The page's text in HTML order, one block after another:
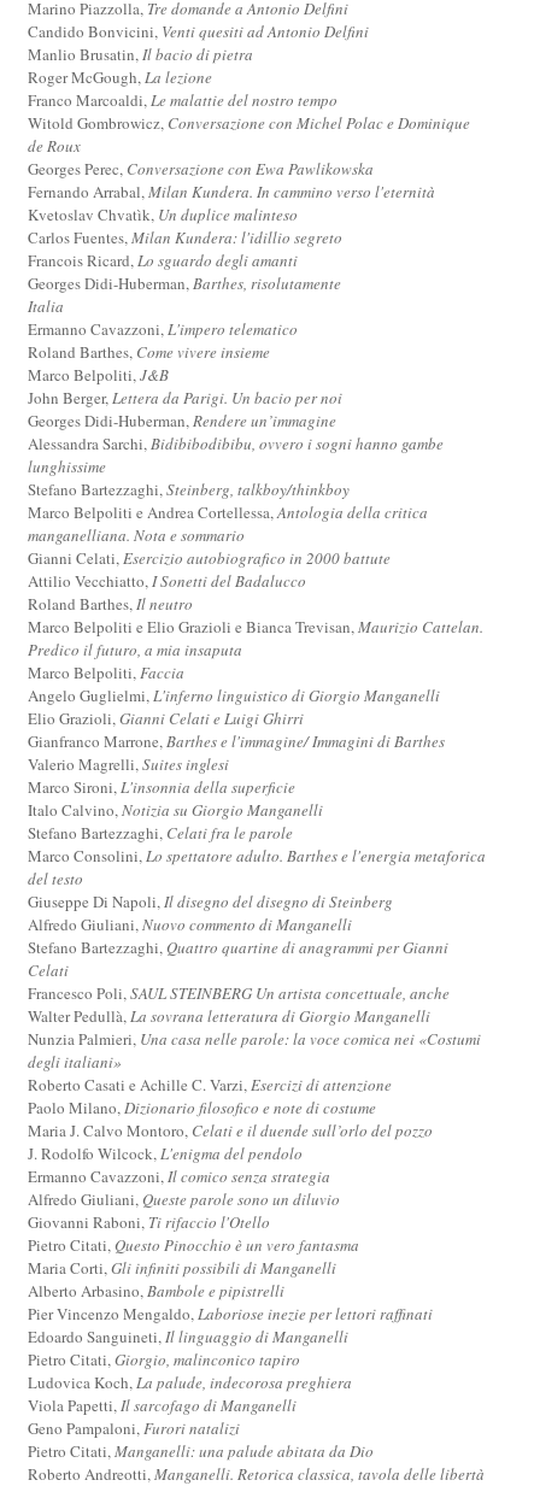
Marino Piazzolla, Tre domande a Antonio Delfini
Candido Bonvicini, Venti quesiti ad Antonio Delfini
Manlio Brusatin,Il bacio di pietra
Roger McGough,La lezione
Franco Marcoaldi,Le malattie del nostro tempo
Witold Gombrowicz, Conversazione con Michel Polac e Dominique
de Roux
Georges Perec, Conversazione con Ewa Pawlikowska
Fernando Arrabal,Milan Kundera. In cammino verso l'eternità
Kvetoslav Chvatìk, Un duplice malinteso
Carlos Fuentes,Milan Kundera: l'idillio segreto
Francois Ricard,Lo sguardo degli amanti
Georges Didi-Huberman,Barthes, risolutamente
Italia
Ermanno Cavazzoni,L'impero telematico
Roland Barthes, Come vivere insieme
Marco Belpoliti,J&B
John Berger,Lettera da Parigi. Un bacio per noi
Georges Didi-Huberman,Rendere un’immagine
Alessandra Sarchi,Bidibibodibibu, ovvero i sogni hanno gambe
lunghissime
Stefano Bartezzaghi,Steinberg, talkboy/thinkboy
Marco Belpoliti e Andrea Cortellessa,Antologia della critica
manganelliana. Nota e sommario
Gianni Celati,Esercizio autobiografico in 2000 battute
Attilio Vecchiatto,I Sonetti del Badalucco
Roland Barthes,Il neutro
Marco Belpoliti e Elio Grazioli e Bianca Trevisan,Maurizio Cattelan.
Predico il futuro, a mia insaputa
Marco Belpoliti,Faccia
Angelo Guglielmi,L'inferno linguistico di Giorgio Manganelli
Elio Grazioli,Gianni Celati e Luigi Ghirri
Gianfranco Marrone,Barthes e l'immagine/ Immagini di Barthes
Valerio Magrelli,Suites inglesi
Marco Sironi,L'insonnia della superficie
Italo Calvino,Notizia su Giorgio Manganelli
Stefano Bartezzaghi, Celati fra le parole
Marco Consolini,Lo spettatore adulto. Barthes e l'energia metaforica
del testo
Giuseppe Di Napoli,Il disegno del disegno di Steinberg
Alfredo Giuliani,Nuovo commento di Manganelli
Stefano Bartezzaghi,Quattro quartine di anagrammi per Gianni
Celati
Francesco Poli,SAUL STEINBERG Un artista concettuale, anche
Walter Pedullà,La sovrana letteratura di Giorgio Manganelli
Nunzia Palmieri, Una casa nelle parole: la voce comica nei «Costumi
degli italiani»
Roberto Casati e Achille C. Varzi,Esercizi di attenzione
Paolo Milano,Dizionario filosofico e note di costume
Maria J. Calvo Montoro, Celati e il duende sull’orlo del pozzo
J. Rodolfo Wilcock,L'enigma del pendolo
Ermanno Cavazzoni,Il comico senza strategia
Alfredo Giuliani,Queste parole sono un diluvio
Giovanni Raboni, Ti rifaccio l'Otello
Pietro Citati,Questo Pinocchio è un vero fantasma
Maria Corti,Gli infiniti possibili di Manganelli
Alberto Arbasino,Bambole e pipistrelli
Pier Vincenzo Mengaldo,Laboriose inezie per lettori raffinati
Edoardo Sanguineti,Il linguaggio di Manganelli
Pietro Citati,Giorgio, malinconico tapiro
Ludovica Koch,La palude, indecorosa preghiera
Viola Papetti,Il sarcofago di Manganelli
Geno Pampaloni,Furori natalizi
Pietro Citati,Manganelli: una palude abitata da Dio
Roberto Andreotti,Manganelli. Retorica classica, tavola delle libertà